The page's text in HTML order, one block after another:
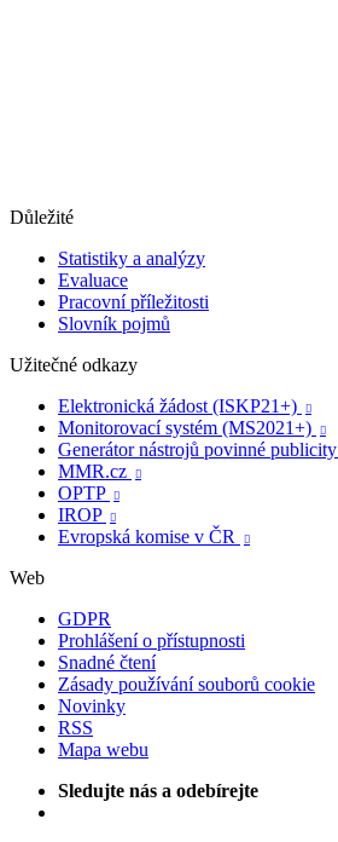
Důležité
Statistiky a analýzy
Evaluace
Pracovní příležitosti
Slovník pojmů
Užitečné odkazy
Elektronická žádost (ISKP21+)

Monitorovací systém (MS2021+) 
Generátor nástrojů povinné publicity
MMR.cz 
OPTP 
IROP 
Evropská komise v ČR 
Web
GDPR
Prohlášení o přístupnosti
Snadné čtení
Zásady používání souborů cookie
Novinky
RSS
Mapa webu
Sledujte nás a odebírejte